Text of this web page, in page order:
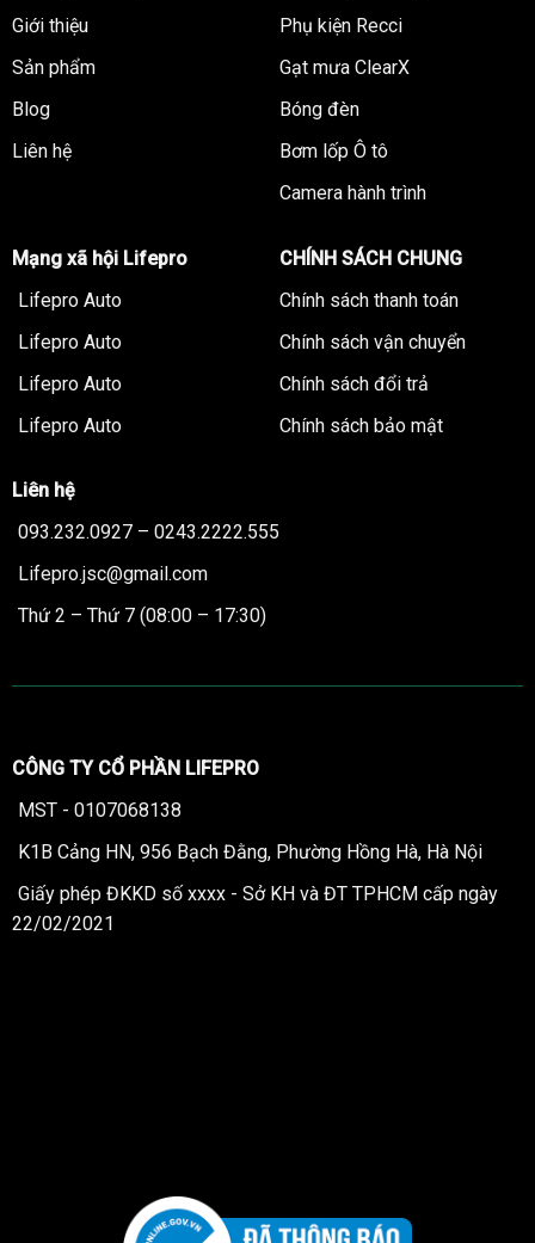
Giới thiệu
Sản phẩm
Blog
Liên hệ
Phụ kiện Recci
Gạt mưa ClearX
Bóng đèn
Bơm lốp Ô tô
Camera hành trình
Mạng xã hội Lifepro
Lifepro Auto
Lifepro Auto
Lifepro Auto
Lifepro Auto
CHÍNH SÁCH CHUNG
Chính sách thanh toán
Chính sách vận chuyển
Chính sách đổi trả
Chính sách bảo mật
Liên hệ
093.232.0927 – 0243.2222.555
Lifepro.jsc@gmail.com
Thứ 2 – Thứ 7 (08:00 – 17:30)
CÔNG TY CỔ PHẦN LIFEPRO
MST - 0107068138
K1B Cảng HN, 956 Bạch Đằng, Phường Hồng Hà, Hà Nội
Giấy phép ĐKKD số xxxx - Sở KH và ĐT TPHCM cấp ngày
22/02/2021